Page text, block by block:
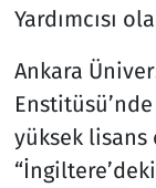
Yardımcısı
Ankara
yüksek lisans